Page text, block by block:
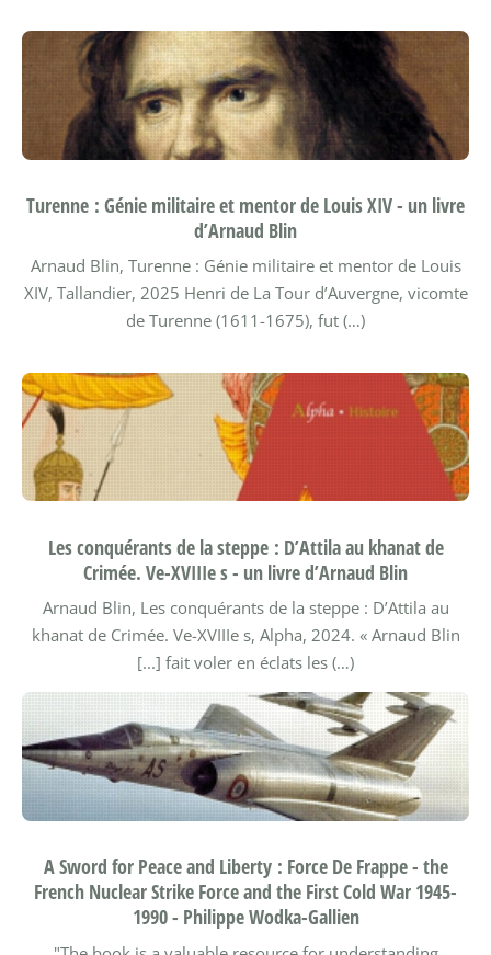
Turenne : Génie militaire et mentor de Louis XIV - un livre
d’Arnaud Blin
Arnaud Blin, Turenne : Génie militaire et mentor de Louis
XIV, Tallandier, 2025 Henri de La Tour d’Auvergne, vicomte
de Turenne (1611-1675), fut (…)
Les conquérants de la steppe : D’Attila au khanat de
Crimée. Ve-XVIIIe s - un livre d’Arnaud Blin
Arnaud Blin, Les conquérants de la steppe : D’Attila au
khanat de Crimée. Ve-XVIIIe s, Alpha, 2024. « Arnaud Blin
[...] fait voler en éclats les (…)
A Sword for Peace and Liberty : Force De Frappe - the
French Nuclear Strike Force and the First Cold War 1945-
1990 - Philippe Wodka-Gallien